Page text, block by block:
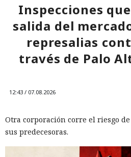
Inspecciones
salida del
represalias
través de Palo
12:43 / 07.08.2026
Otra corporación corre el riesgo
sus predecesoras.